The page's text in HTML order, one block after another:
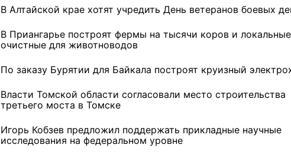
В Алтайской крае хотят учредить День ветеранов боевых
В Приангарье построят фермы на тысячи коров и локальные
очистные для животноводов
По заказу Бурятии для Байкала построят круизный
Власти Томской области согласовали место строительства
третьего моста в Томске
Игорь Кобзев предложил поддержать прикладные научные
исследования на федеральном уровне